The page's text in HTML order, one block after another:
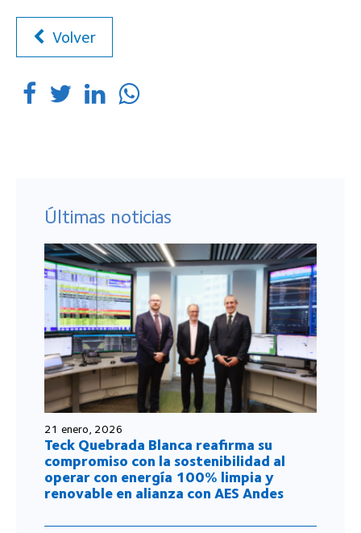
Volver
Últimas noticias
21 enero, 2026
Teck Quebrada Blanca reafirma su
compromiso con la sostenibilidad al
operar con energía 100% limpia y
renovable en alianza con AES Andes